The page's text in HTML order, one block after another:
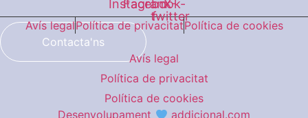
Instagram
Facebook-
f
X-
twitter
Avís legalPolítica de privacitatPolítica de cookies
Contacta'ns
Avís legal
Política de privacitat
Política de cookies
Desenvolupament
addicional.com